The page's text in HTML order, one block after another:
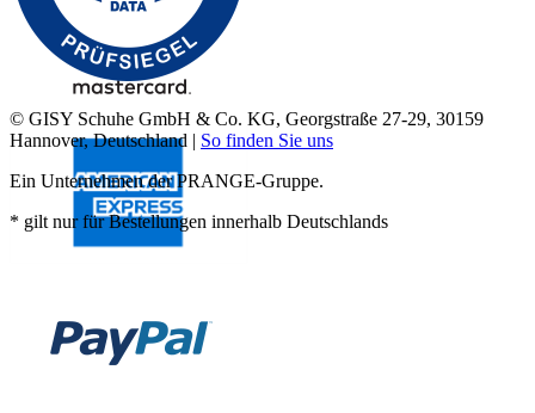
© GISY Schuhe GmbH & Co. KG, Georgstraße 27-29, 30159
Hannover, Deutschland | So finden Sie uns
Ein Unternehmen der PRANGE-Gruppe.
* gilt nur für Bestellungen innerhalb Deutschlands